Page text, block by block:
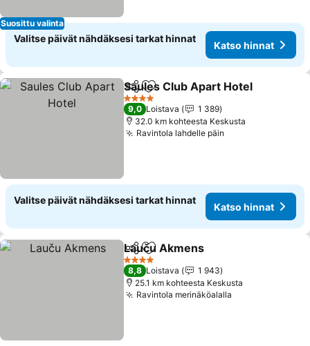
Suosittu valinta
Valitse päivät nähdäksesi tarkat hinnat
Katso hinnat
Jaa Lisää suosikkeihin
Saules Club Apart Hotel
4 Tähtiluokitus
9,0 Loistava
1 389
32.0 km kohteesta Keskusta
Ravintola lahdelle päin
Valitse päivät nähdäksesi tarkat hinnat
Katso hinnat
Jaa Lisää suosikkeihin
Lauču Akmens
4 Tähtiluokitus
8,8 Loistava
1 943
25.1 km kohteesta Keskusta
Ravintola merinäköalalla